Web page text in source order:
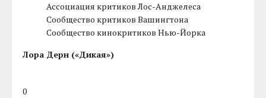
Ассоциация критиков Лос-Анджелеса
Сообщество критиков Вашингтона
Сообщество кинокритиков Нью-Йорка
Лора Дерн («Дикая»)
0